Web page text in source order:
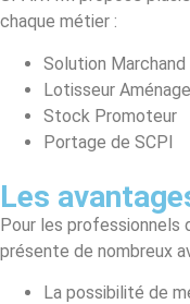
chaque métier :
Solution Marchand
Lotisseur
Stock Promoteur
Portage de SCPI
Les
Pour les professionnels
présente de nombreux
La possibilité de